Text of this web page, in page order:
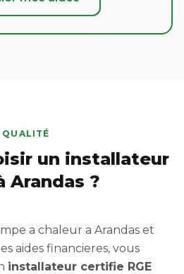
QUALITÉ
un installateur
Arandas ?
a chaleur a Arandas et
aides financieres, vous
installateur certifie RGE